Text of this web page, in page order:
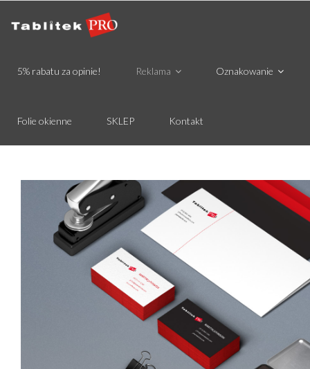
5% rabatu za opinie! Reklama Oznakowanie
Folie okienne SKLEP Kontakt